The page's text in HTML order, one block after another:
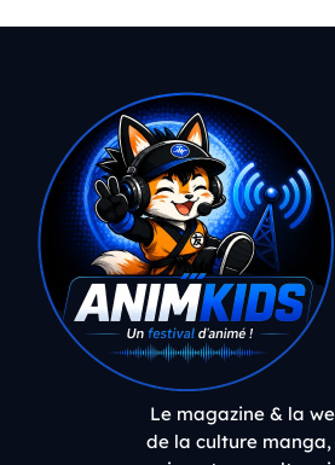
Le magazine & la
de la culture manga,